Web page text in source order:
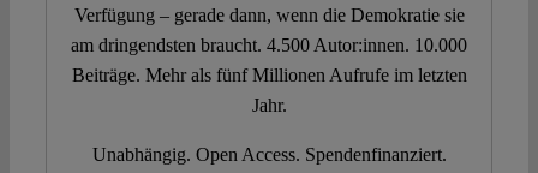
Verfügung – gerade dann, wenn die Demokratie sie
am dringendsten braucht. 4.500 Autor:innen. 10.000
Beiträge. Mehr als fünf Millionen Aufrufe im letzten
Jahr.
Unabhängig. Open Access. Spendenfinanziert.